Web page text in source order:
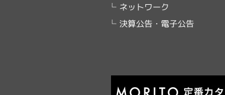
ネットワーク
決算公告・電子公告